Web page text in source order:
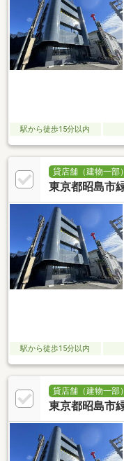
駅から徒歩15分以内
貸店舗（建物一部）
東京都昭島市
駅から徒歩15分以内
貸店舗（建物一部）
東京都昭島市